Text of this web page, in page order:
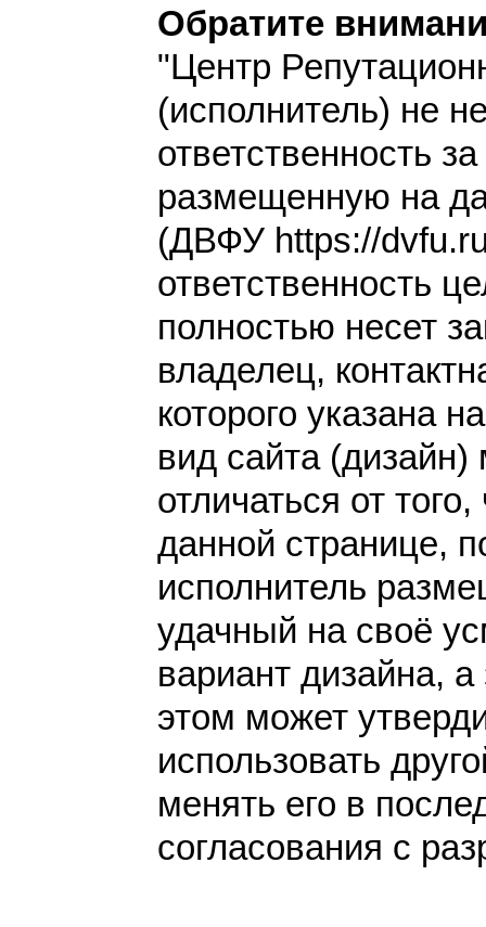
Обратите
"Центр
(исполнитель) не
ответственность
размещенную на
(ДВФУ https://
ответственность
полностью несет
владелец,
которого указана
вид сайта (дизайн)
отличаться от
данной странице,
исполнитель
удачный на своё
вариант дизайна, а
этом может
использовать
менять его в
согласования с